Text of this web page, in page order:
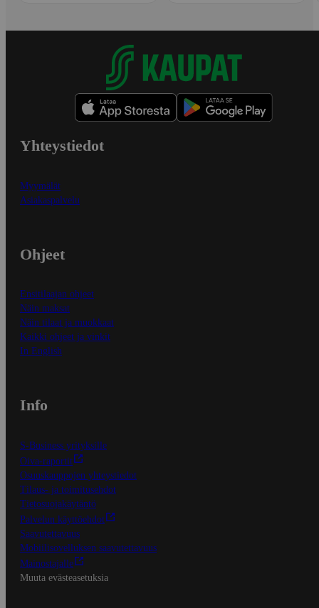
Yhteystiedot
Myymälät
Asiakaspalvelu
Ohjeet
Ensitilaajan ohjeet
Näin maksat
Näin tilaat ja muokkaat
Kaikki ohjeet ja vinkit
In English
Info
S-Business yrityksille
Oiva-raportit
Osuuskauppojen yhteystiedot
Tilaus- ja toimitusehdot
Tietosuojakäytäntö
Palvelun käyttöehdot
Saavutettavuus
Mobiilisovelluksen saavutettavuus
Mainostajalle
Muuta evästeasetuksia